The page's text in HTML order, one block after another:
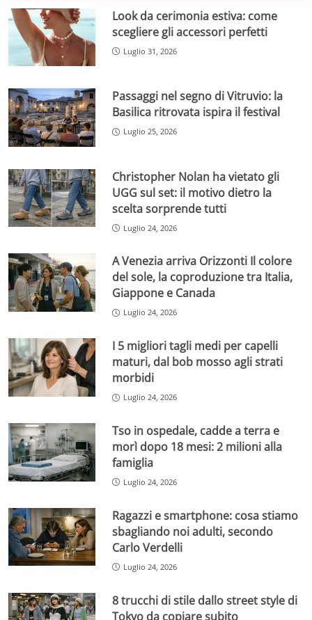
Look da cerimonia estiva: come
scegliere gli accessori perfetti
Luglio 31, 2026
Passaggi nel segno di Vitruvio: la
Basilica ritrovata ispira il festival
Luglio 25, 2026
Christopher Nolan ha vietato gli
UGG sul set: il motivo dietro la
scelta sorprende tutti
Luglio 24, 2026
A Venezia arriva Orizzonti Il colore
del sole, la coproduzione tra Italia,
Giappone e Canada
Luglio 24, 2026
I 5 migliori tagli medi per capelli
maturi, dal bob mosso agli strati
morbidi
Luglio 24, 2026
Tso in ospedale, cadde a terra e
morì dopo 18 mesi: 2 milioni alla
famiglia
Luglio 24, 2026
Ragazzi e smartphone: cosa stiamo
sbagliando noi adulti, secondo
Carlo Verdelli
Luglio 24, 2026
8 trucchi di stile dallo street style di
Tokyo da copiare subito